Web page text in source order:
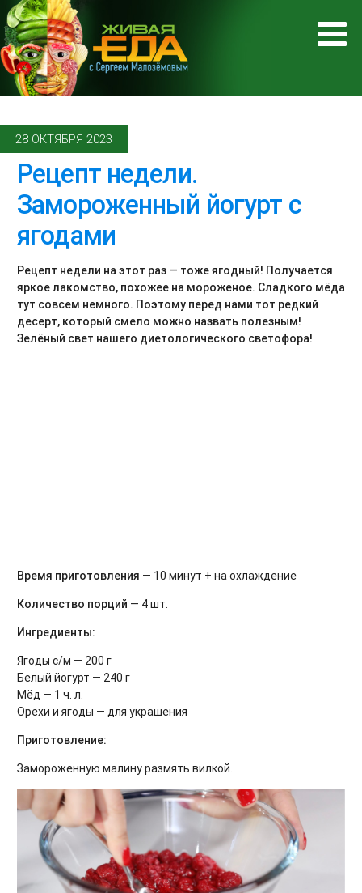
28 ОКТЯБРЯ 2023
Рецепт недели.
Замороженный йогурт с
ягодами
Рецепт недели на этот раз — тоже ягодный! Получается
яркое лакомство, похожее на мороженое. Сладкого мёда
тут совсем немного. Поэтому перед нами тот редкий
десерт, который смело можно назвать полезным!
Зелёный свет нашего диетологического светофора!
Время приготовления — 10 минут + на охлаждение
Количество порций — 4 шт.
Ингредиенты:
Ягоды с/м — 200 г
Белый йогурт — 240 г
Мёд — 1 ч. л.
Орехи и ягоды — для украшения
Приготовление:
Замороженную малину размять вилкой.